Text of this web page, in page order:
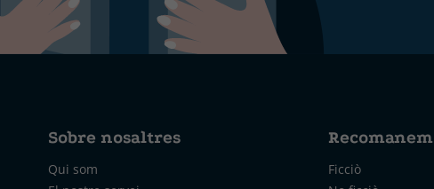
Sobre nosaltres
Qui som
Recomanem
Ficciò